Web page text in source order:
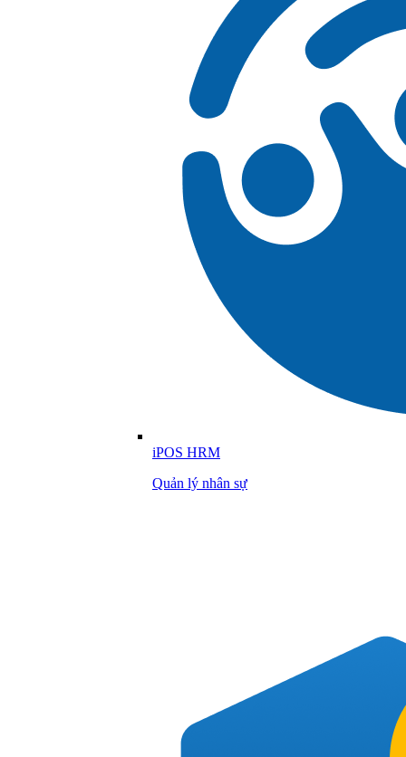
iPOS HRM
Quản lý nhân sự